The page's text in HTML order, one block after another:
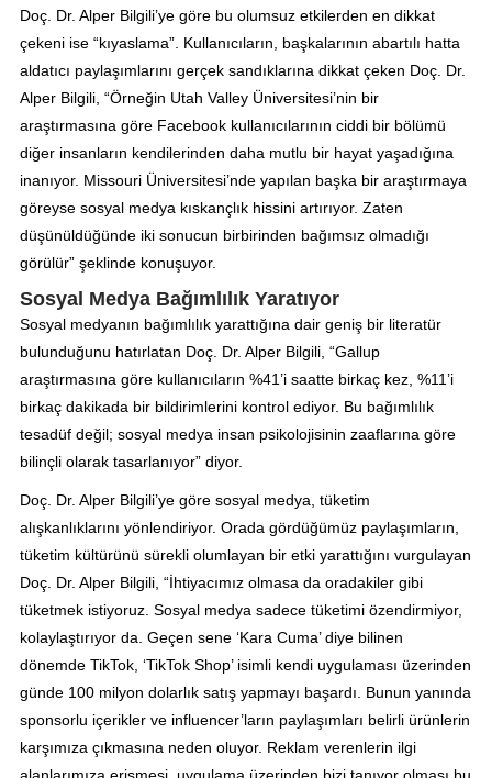
Doç. Dr. Alper Bilgili’ye göre bu olumsuz etkilerden en dikkat
çekeni ise “kıyaslama”. Kullanıcıların, başkalarının abartılı hatta
aldatıcı paylaşımlarını gerçek sandıklarına dikkat çeken Doç. Dr.
Alper Bilgili, “Örneğin Utah Valley Üniversitesi’nin bir
araştırmasına göre Facebook kullanıcılarının ciddi bir bölümü
diğer insanların kendilerinden daha mutlu bir hayat yaşadığına
inanıyor. Missouri Üniversitesi’nde yapılan başka bir araştırmaya
göreyse sosyal medya kıskançlık hissini artırıyor. Zaten
düşünüldüğünde iki sonucun birbirinden bağımsız olmadığı
görülür” şeklinde konuşuyor.
Sosyal Medya Bağımlılık Yaratıyor
Sosyal medyanın bağımlılık yarattığına dair geniş bir literatür
bulunduğunu hatırlatan Doç. Dr. Alper Bilgili, “Gallup
araştırmasına göre kullanıcıların %41’i saatte birkaç kez, %11’i
birkaç dakikada bir bildirimlerini kontrol ediyor. Bu bağımlılık
tesadüf değil; sosyal medya insan psikolojisinin zaaflarına göre
bilinçli olarak tasarlanıyor” diyor.
Doç. Dr. Alper Bilgili’ye göre sosyal medya, tüketim
alışkanlıklarını yönlendiriyor. Orada gördüğümüz paylaşımların,
tüketim kültürünü sürekli olumlayan bir etki yarattığını vurgulayan
Doç. Dr. Alper Bilgili, “İhtiyacımız olmasa da oradakiler gibi
tüketmek istiyoruz. Sosyal medya sadece tüketimi özendirmiyor,
kolaylaştırıyor da. Geçen sene ‘Kara Cuma’ diye bilinen
dönemde TikTok, ‘TikTok Shop’ isimli kendi uygulaması üzerinden
günde 100 milyon dolarlık satış yapmayı başardı. Bunun yanında
sponsorlu içerikler ve influencer’ların paylaşımları belirli ürünlerin
karşımıza çıkmasına neden oluyor. Reklam verenlerin ilgi